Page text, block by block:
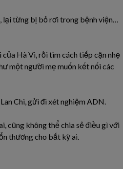
từng bị bỏ rơi trong bệnh viện…
Hà Vi, rồi tìm cách tiếp cận nhẹ
một người mẹ muốn kết nối các
Chi, gửi đi xét nghiệm ADN.
cũng không thể chia sẻ điều gì với
thương cho bất kỳ ai.